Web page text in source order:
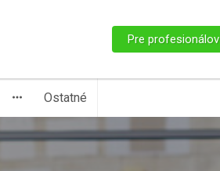
Pre profesionálov
more_horiz Ostatné